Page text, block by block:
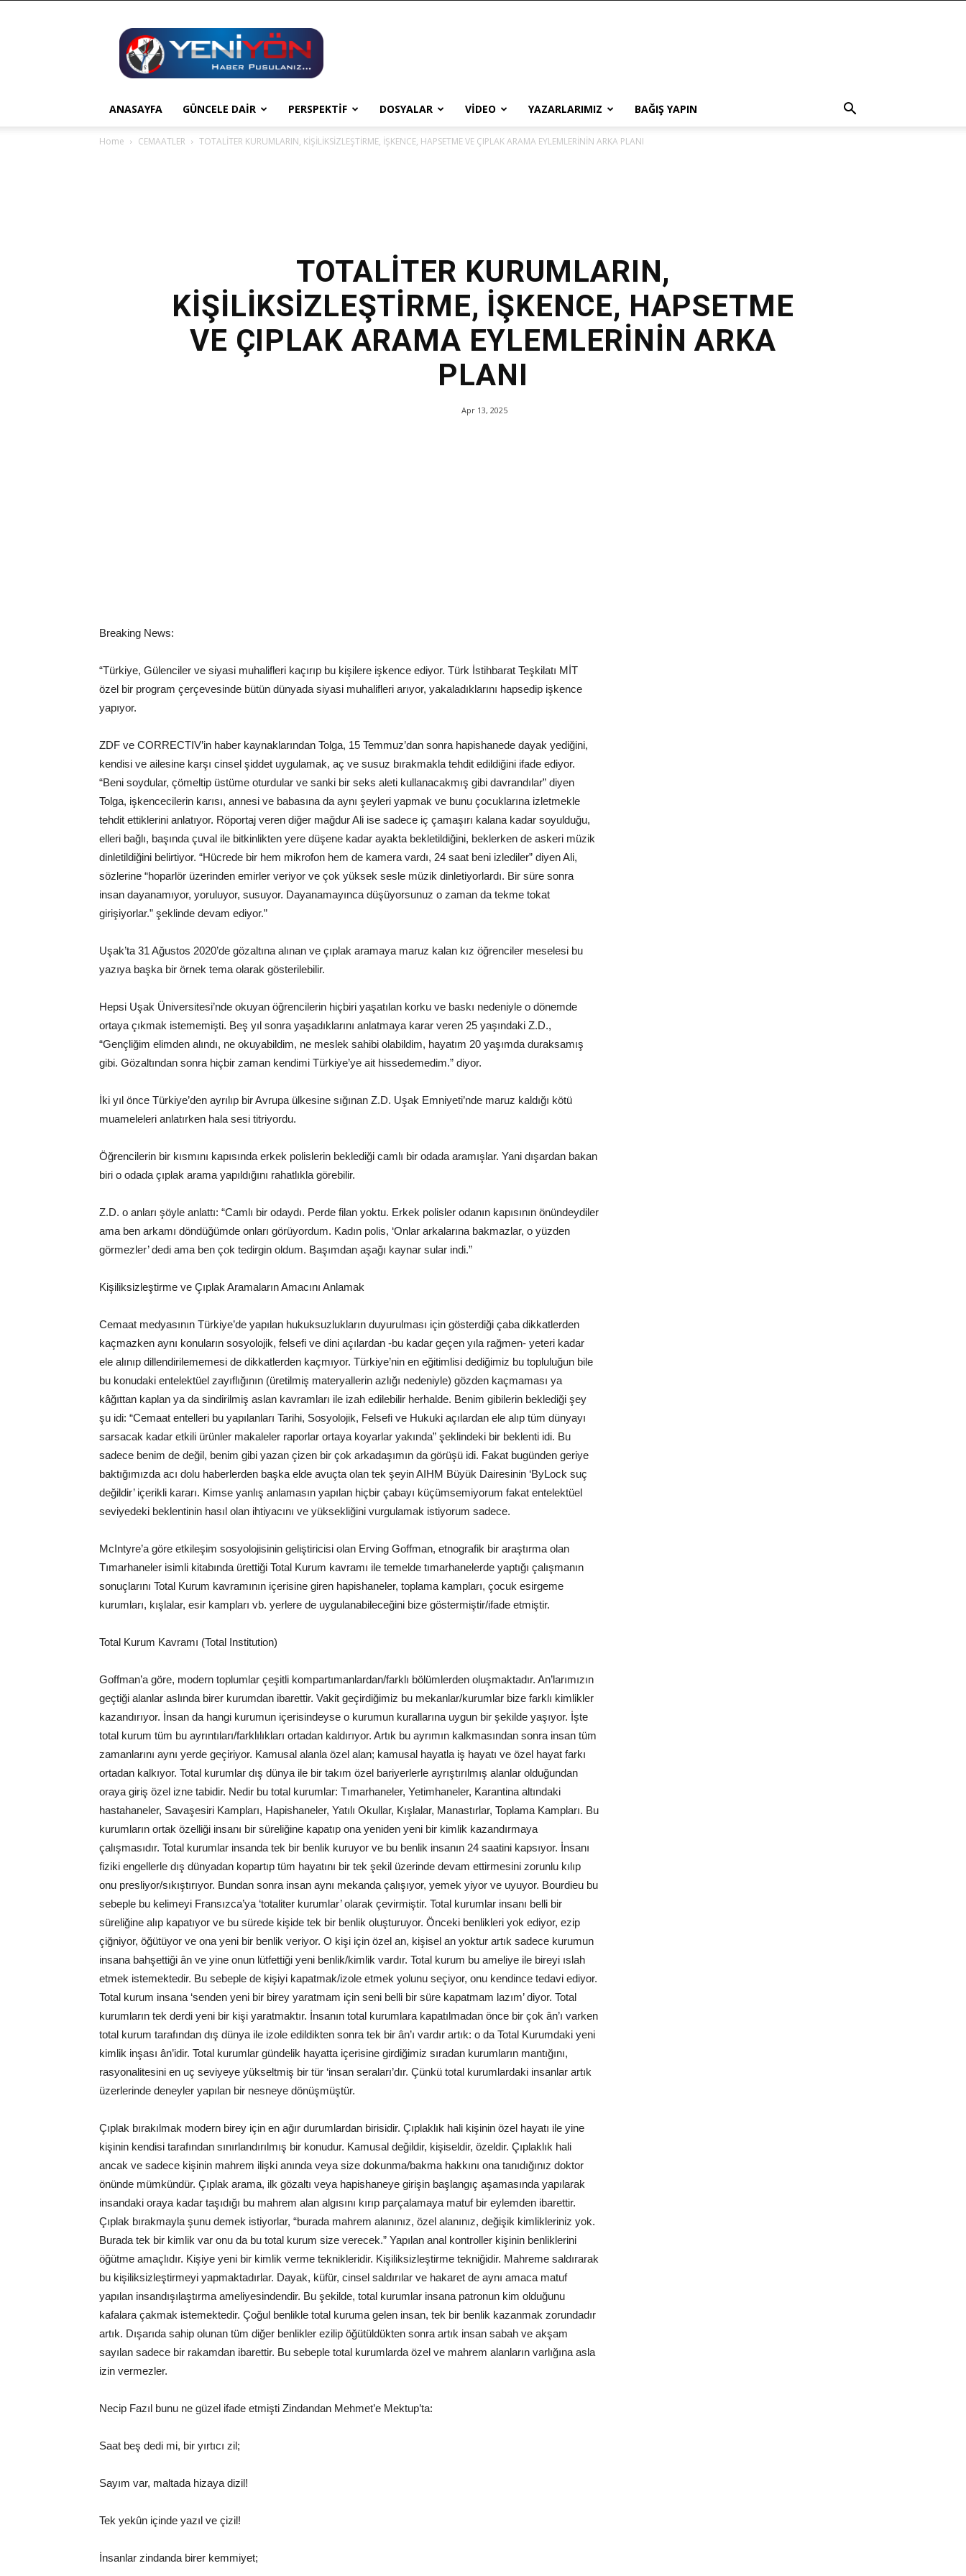
YENİ
YÖN
ANASAYFA GÜNCELE DAİR PERSPEKTİF DOSYALAR VİDEO YAZARLARIMIZ BAĞIŞ YAPIN
Home CEMAATLER TOTALİTER KURUMLARIN, KİŞİLİKSİZLEŞTİRME, İŞKENCE, HAPSETME VE ÇIPLAK ARAMA EYLEMLERİNİN ARKA PLANI
TOTALİTER KURUMLARIN,
KİŞİLİKSİZLEŞTİRME, İŞKENCE, HAPSETME
VE ÇIPLAK ARAMA EYLEMLERİNİN ARKA
PLANI
Apr 13, 2025
Breaking News:
“Türkiye, Gülenciler ve siyasi muhalifleri kaçırıp bu kişilere işkence ediyor. Türk İstihbarat Teşkilatı MİT
özel bir program çerçevesinde bütün dünyada siyasi muhalifleri arıyor, yakaladıklarını hapsedip işkence
yapıyor.
ZDF ve CORRECTIV’in haber kaynaklarından Tolga, 15 Temmuz’dan sonra hapishanede dayak yediğini,
kendisi ve ailesine karşı cinsel şiddet uygulamak, aç ve susuz bırakmakla tehdit edildiğini ifade ediyor.
“Beni soydular, çömeltip üstüme oturdular ve sanki bir seks aleti kullanacakmış gibi davrandılar” diyen
Tolga, işkencecilerin karısı, annesi ve babasına da aynı şeyleri yapmak ve bunu çocuklarına izletmekle
tehdit ettiklerini anlatıyor. Röportaj veren diğer mağdur Ali ise sadece iç çamaşırı kalana kadar soyulduğu,
elleri bağlı, başında çuval ile bitkinlikten yere düşene kadar ayakta bekletildiğini, beklerken de askeri müzik
dinletildiğini belirtiyor. “Hücrede bir hem mikrofon hem de kamera vardı, 24 saat beni izlediler” diyen Ali,
sözlerine “hoparlör üzerinden emirler veriyor ve çok yüksek sesle müzik dinletiyorlardı. Bir süre sonra
insan dayanamıyor, yoruluyor, susuyor. Dayanamayınca düşüyorsunuz o zaman da tekme tokat
girişiyorlar.” şeklinde devam ediyor.”
Uşak’ta 31 Ağustos 2020’de gözaltına alınan ve çıplak aramaya maruz kalan kız öğrenciler meselesi bu
yazıya başka bir örnek tema olarak gösterilebilir.
Hepsi Uşak Üniversitesi’nde okuyan öğrencilerin hiçbiri yaşatılan korku ve baskı nedeniyle o dönemde
ortaya çıkmak istememişti. Beş yıl sonra yaşadıklarını anlatmaya karar veren 25 yaşındaki Z.D.,
“Gençliğim elimden alındı, ne okuyabildim, ne meslek sahibi olabildim, hayatım 20 yaşımda duraksamış
gibi. Gözaltından sonra hiçbir zaman kendimi Türkiye’ye ait hissedemedim.” diyor.
İki yıl önce Türkiye’den ayrılıp bir Avrupa ülkesine sığınan Z.D. Uşak Emniyeti’nde maruz kaldığı kötü
muameleleri anlatırken hala sesi titriyordu.
Öğrencilerin bir kısmını kapısında erkek polislerin beklediği camlı bir odada aramışlar. Yani dışardan bakan
biri o odada çıplak arama yapıldığını rahatlıkla görebilir.
Z.D. o anları şöyle anlattı: “Camlı bir odaydı. Perde filan yoktu. Erkek polisler odanın kapısının önündeydiler
ama ben arkamı döndüğümde onları görüyordum. Kadın polis, ‘Onlar arkalarına bakmazlar, o yüzden
görmezler’ dedi ama ben çok tedirgin oldum. Başımdan aşağı kaynar sular indi.”
Kişiliksizleştirme ve Çıplak Aramaların Amacını Anlamak
Cemaat medyasının Türkiye’de yapılan hukuksuzlukların duyurulması için gösterdiği çaba dikkatlerden
kaçmazken aynı konuların sosyolojik, felsefi ve dini açılardan -bu kadar geçen yıla rağmen- yeteri kadar
ele alınıp dillendirilememesi de dikkatlerden kaçmıyor. Türkiye’nin en eğitimlisi dediğimiz bu topluluğun bile
bu konudaki entelektüel zayıflığının (üretilmiş materyallerin azlığı nedeniyle) gözden kaçmaması ya
kâğıttan kaplan ya da sindirilmiş aslan kavramları ile izah edilebilir herhalde. Benim gibilerin beklediği şey
şu idi: “Cemaat entelleri bu yapılanları Tarihi, Sosyolojik, Felsefi ve Hukuki açılardan ele alıp tüm dünyayı
sarsacak kadar etkili ürünler makaleler raporlar ortaya koyarlar yakında” şeklindeki bir beklenti idi. Bu
sadece benim de değil, benim gibi yazan çizen bir çok arkadaşımın da görüşü idi. Fakat bugünden geriye
baktığımızda acı dolu haberlerden başka elde avuçta olan tek şeyin AIHM Büyük Dairesinin ‘ByLock suç
değildir’ içerikli kararı. Kimse yanlış anlamasın yapılan hiçbir çabayı küçümsemiyorum fakat entelektüel
seviyedeki beklentinin hasıl olan ihtiyacını ve yüksekliğini vurgulamak istiyorum sadece.
McIntyre’a göre etkileşim sosyolojisinin geliştiricisi olan Erving Goffman, etnografik bir araştırma olan
Tımarhaneler isimli kitabında ürettiği Total Kurum kavramı ile temelde tımarhanelerde yaptığı çalışmanın
sonuçlarını Total Kurum kavramının içerisine giren hapishaneler, toplama kampları, çocuk esirgeme
kurumları, kışlalar, esir kampları vb. yerlere de uygulanabileceğini bize göstermiştir/ifade etmiştir.
Total Kurum Kavramı (Total Institution)
Goffman’a göre, modern toplumlar çeşitli kompartımanlardan/farklı bölümlerden oluşmaktadır. An’larımızın
geçtiği alanlar aslında birer kurumdan ibarettir. Vakit geçirdiğimiz bu mekanlar/kurumlar bize farklı kimlikler
kazandırıyor. İnsan da hangi kurumun içerisindeyse o kurumun kurallarına uygun bir şekilde yaşıyor. İşte
total kurum tüm bu ayrıntıları/farklılıkları ortadan kaldırıyor. Artık bu ayrımın kalkmasından sonra insan tüm
zamanlarını aynı yerde geçiriyor. Kamusal alanla özel alan; kamusal hayatla iş hayatı ve özel hayat farkı
ortadan kalkıyor. Total kurumlar dış dünya ile bir takım özel bariyerlerle ayrıştırılmış alanlar olduğundan
oraya giriş özel izne tabidir. Nedir bu total kurumlar: Tımarhaneler, Yetimhaneler, Karantina altındaki
hastahaneler, Savaşesiri Kampları, Hapishaneler, Yatılı Okullar, Kışlalar, Manastırlar, Toplama Kampları. Bu
kurumların ortak özelliği insanı bir süreliğine kapatıp ona yeniden yeni bir kimlik kazandırmaya
çalışmasıdır. Total kurumlar insanda tek bir benlik kuruyor ve bu benlik insanın 24 saatini kapsıyor. İnsanı
fiziki engellerle dış dünyadan kopartıp tüm hayatını bir tek şekil üzerinde devam ettirmesini zorunlu kılıp
onu presliyor/sıkıştırıyor. Bundan sonra insan aynı mekanda çalışıyor, yemek yiyor ve uyuyor. Bourdieu bu
sebeple bu kelimeyi Fransızca’ya ‘totaliter kurumlar’ olarak çevirmiştir. Total kurumlar insanı belli bir
süreliğine alıp kapatıyor ve bu sürede kişide tek bir benlik oluşturuyor. Önceki benlikleri yok ediyor, ezip
çiğniyor, öğütüyor ve ona yeni bir benlik veriyor. O kişi için özel an, kişisel an yoktur artık sadece kurumun
insana bahşettiği ân ve yine onun lütfettiği yeni benlik/kimlik vardır. Total kurum bu ameliye ile bireyi ıslah
etmek istemektedir. Bu sebeple de kişiyi kapatmak/izole etmek yolunu seçiyor, onu kendince tedavi ediyor.
Total kurum insana ‘senden yeni bir birey yaratmam için seni belli bir süre kapatmam lazım’ diyor. Total
kurumların tek derdi yeni bir kişi yaratmaktır. İnsanın total kurumlara kapatılmadan önce bir çok ân’ı varken
total kurum tarafından dış dünya ile izole edildikten sonra tek bir ân’ı vardır artık: o da Total Kurumdaki yeni
kimlik inşası ân’idir. Total kurumlar gündelik hayatta içerisine girdiğimiz sıradan kurumların mantığını,
rasyonalitesini en uç seviyeye yükseltmiş bir tür ‘insan seraları’dır. Çünkü total kurumlardaki insanlar artık
üzerlerinde deneyler yapılan bir nesneye dönüşmüştür.
Çıplak bırakılmak modern birey için en ağır durumlardan birisidir. Çıplaklık hali kişinin özel hayatı ile yine
kişinin kendisi tarafından sınırlandırılmış bir konudur. Kamusal değildir, kişiseldir, özeldir. Çıplaklık hali
ancak ve sadece kişinin mahrem ilişki anında veya size dokunma/bakma hakkını ona tanıdığınız doktor
önünde mümkündür. Çıplak arama, ilk gözaltı veya hapishaneye girişin başlangıç aşamasında yapılarak
insandaki oraya kadar taşıdığı bu mahrem alan algısını kırıp parçalamaya matuf bir eylemden ibarettir.
Çıplak bırakmayla şunu demek istiyorlar, “burada mahrem alanınız, özel alanınız, değişik kimlikleriniz yok.
Burada tek bir kimlik var onu da bu total kurum size verecek.” Yapılan anal kontroller kişinin benliklerini
öğütme amaçlıdır. Kişiye yeni bir kimlik verme teknikleridir. Kişiliksizleştirme tekniğidir. Mahreme saldırarak
bu kişiliksizleştirmeyi yapmaktadırlar. Dayak, küfür, cinsel saldırılar ve hakaret de aynı amaca matuf
yapılan insandışılaştırma ameliyesindendir. Bu şekilde, total kurumlar insana patronun kim olduğunu
kafalara çakmak istemektedir. Çoğul benlikle total kuruma gelen insan, tek bir benlik kazanmak zorundadır
artık. Dışarıda sahip olunan tüm diğer benlikler ezilip öğütüldükten sonra artık insan sabah ve akşam
sayılan sadece bir rakamdan ibarettir. Bu sebeple total kurumlarda özel ve mahrem alanların varlığına asla
izin vermezler.
Necip Fazıl bunu ne güzel ifade etmişti Zindandan Mehmet’e Mektup’ta:
Saat beş dedi mi, bir yırtıcı zil;
Sayım var, maltada hizaya dizil!
Tek yekûn içinde yazıl ve çizil!
İnsanlar zindanda birer kemmiyet;